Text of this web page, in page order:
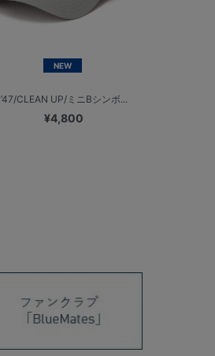
NEW
’47/CLEAN UP/ミニBシンボ...
¥4,800